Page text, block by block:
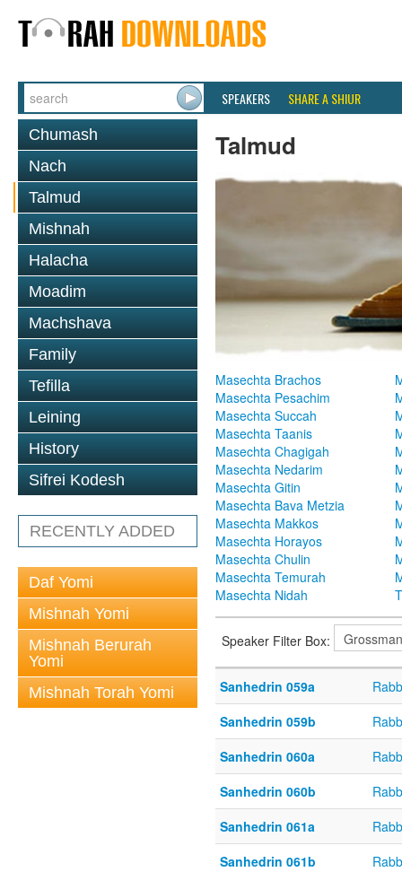
SPEAKERS SHARE A SHIUR
Chumash
Nach
Talmud
Mishnah
Halacha
Moadim
Machshava
Family
Tefilla
Leining
History
Sifrei Kodesh
RECENTLY ADDED
Daf Yomi
Mishnah Yomi
Mishnah Berurah
Yomi
Mishnah Torah Yomi
Talmud
Masechta Brachos
Masechta Pesachim
Masechta Succah
Masechta Taanis
Masechta Chagigah
Masechta Nedarim
Masechta Gitin
Masechta Bava Metzia
Masechta Makkos
Masechta Horayos
Masechta Chulin
Masechta Temurah
Masechta Nidah
Speaker Filter Box:
Sanhedrin 059a
Sanhedrin 059b
Sanhedrin 060a
Sanhedrin 060b
Sanhedrin 061a
Sanhedrin 061b